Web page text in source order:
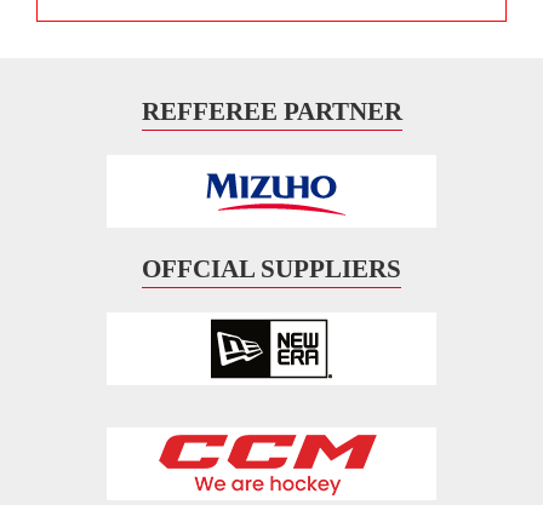
REFFEREE PARTNER
OFFCIAL SUPPLIERS